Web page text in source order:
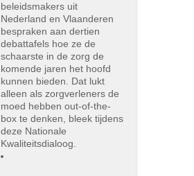
beleidsmakers uit
Nederland en Vlaanderen
bespraken aan dertien
debattafels hoe ze de
schaarste in de zorg de
komende jaren het hoofd
kunnen bieden. Dat lukt
alleen als zorgverleners de
moed hebben out-of-the-
box te denken, bleek tijdens
deze Nationale
Kwaliteitsdialoog.